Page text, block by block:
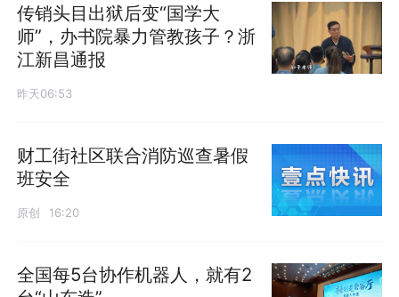
传销头目出狱后变“国学大
师”，办书院暴力管教孩子？浙
江新昌通报
昨天06:53
财工街社区联合消防巡查暑假
班安全
原创 16:20
全国每5台协作机器人，就有2